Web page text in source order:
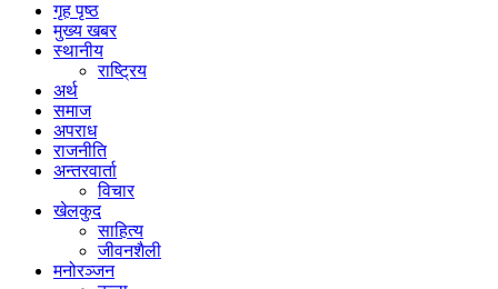
गृह पृष्ठ
मुख्य खबर
स्थानीय
राष्ट्रिय
अर्थ
समाज
अपराध
राजनीति
अन्तरवार्ता
विचार
खेलकुद
साहित्य
जीवनशैली
मनोरञ्जन